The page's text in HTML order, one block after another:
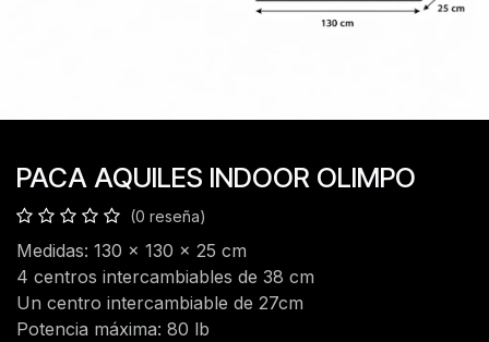
PACA AQUILES INDOOR OLIMPO
(0 reseña)
Medidas: 130 x 130 x 25 cm
4 centros intercambiables de 38 cm
Un centro intercambiable de 27cm
Potencia máxima: 80 lb